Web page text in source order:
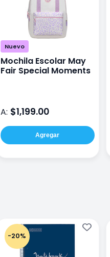
Nuevo
Mochila Escolar May
Fair Special Moments
A: $1,199.00
Agregar
-20%